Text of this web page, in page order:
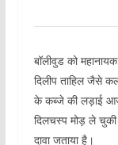
बॉलीवुड को
दिलीप ताहिल जैसे
के कब्जे की लड़ाई
दिलचस्प मोड़ ले चुकी
दावा जताया है।